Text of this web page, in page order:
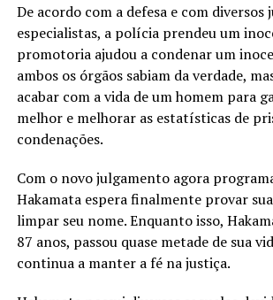
De acordo com a defesa e com diversos
especialistas, a polícia prendeu um
promotoria ajudou a condenar um
ambos os órgãos sabiam da verdade,
acabar com a vida de um homem para
melhor e melhorar as estatísticas de
condenações.
Com o novo julgamento agora
Hakamata espera finalmente provar
limpar seu nome. Enquanto isso,
87 anos, passou quase metade de sua
continua a manter a fé na justiça.